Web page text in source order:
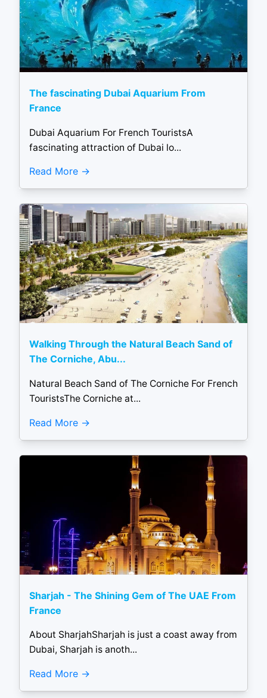
The fascinating Dubai Aquarium From
France
Dubai Aquarium For French TouristsA
fascinating attraction of Dubai lo...
Read More
Walking Through the Natural Beach Sand of
The Corniche, Abu...
Natural Beach Sand of The Corniche For French
TouristsThe Corniche at...
Read More
Sharjah - The Shining Gem of The UAE From
France
About SharjahSharjah is just a coast away from
Dubai, Sharjah is anoth...
Read More